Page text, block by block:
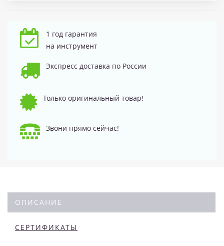
1 год гарантия
на инструмент
Экспресс доставка по России
Только оригинальный товар!
Звони прямо сейчас!
ОПИСАНИЕ
СЕРТИФИКАТЫ